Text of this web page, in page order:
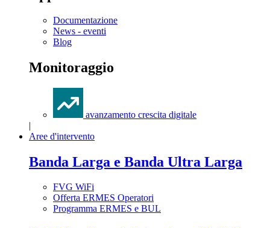
Documentazione
News - eventi
Blog
Monitoraggio
avanzamento crescita digitale
|
Aree d'intervento
Banda Larga e Banda Ultra Larga
FVG WiFi
Offerta ERMES Operatori
Programma ERMES e BUL